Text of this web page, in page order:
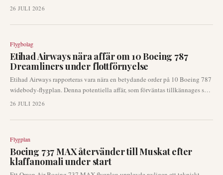
ligger i linje med flygbolagets strategiska initiativ för flottförnyelse och
tillkännagivande kan komma redan under den kommande Farnborough
26 JULI 2026
Flygbolag
Etihad Airways nära affär om 10 Boeing 787
Dreamliners under flottförnyelse
Etihad Airways rapporteras vara nära en betydande order på 10 Boeing 787
widebody-flygplan. Denna potentiella affär, som förväntas tillkännages så
tidigt som på Farnborough Airshow, understryker flygbolagets pågående
följer en period av ökade flygplansleveranser inom branschen.
26 JULI 2026
Flygplan
Boeing 737 MAX återvänder till Muskat efter
klaffanomali under start